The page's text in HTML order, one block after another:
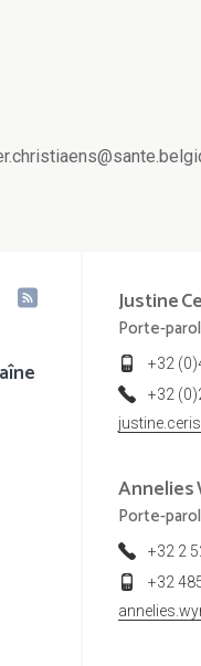
Justine
Porte-
+32
+32
Annelies
Porte-
+32 2
+32